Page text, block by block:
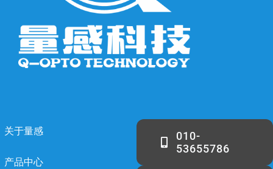
关于量感
产品中心
010-
53655786